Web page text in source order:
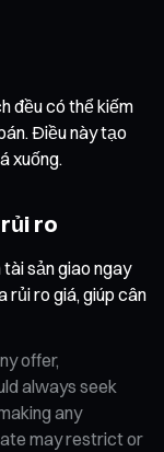
đều có thể kiếm
Điều này tạo
xuống.
ro
sản giao ngay
rủi ro giá, giúp cân
offer,
always seek
any
may restrict or